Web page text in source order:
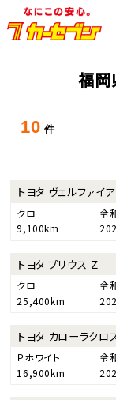
福岡
10 件
トヨタ ヴェルファ
クロ 令
9,100km
トヨタ プリウス Ｚ
クロ 令
25,400km
トヨタ カローラクロ
Ｐホワイト 令
16,900km